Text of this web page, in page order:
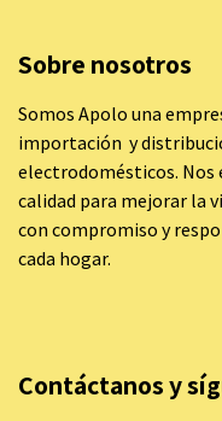
Sobre nosotros
Somos Apolo una
importación y
electrodomésticos. Nos
calidad para mejorar la
con compromiso y
cada hogar.
Contáctanos y